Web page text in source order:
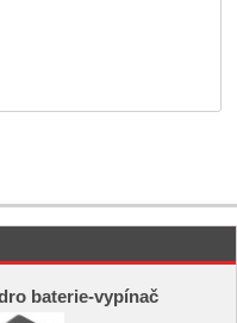
baterie-vypínač